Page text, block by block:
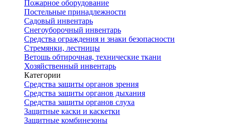
Пожарное оборудование
Постельные принадлежности
Садовый инвентарь
Снегоуборочный инвентарь
Средства ограждения и знаки безопасности
Стремянки, лестницы
Ветошь обтирочная, технические ткани
Хозяйственный инвентарь
Категории
Средства защиты органов зрения
Средства защиты органов дыхания
Средства защиты органов слуха
Защитные каски и каскетки
Защитные комбинезоны